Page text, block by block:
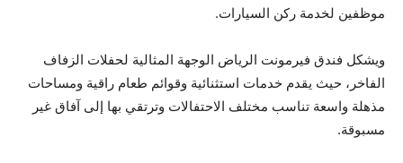
موظفين لخدمة ركن السيارات.
ويشكل فندق فيرمونت الرياض الوجهة المثالية لحفلات الزفاف
الفاخر، حيث يقدم خدمات استثنائية وقوائم طعام راقية ومساحات
مذهلة واسعة تناسب مختلف الاحتفالات وترتقي بها إلى آفاق غير
مسبوقة.